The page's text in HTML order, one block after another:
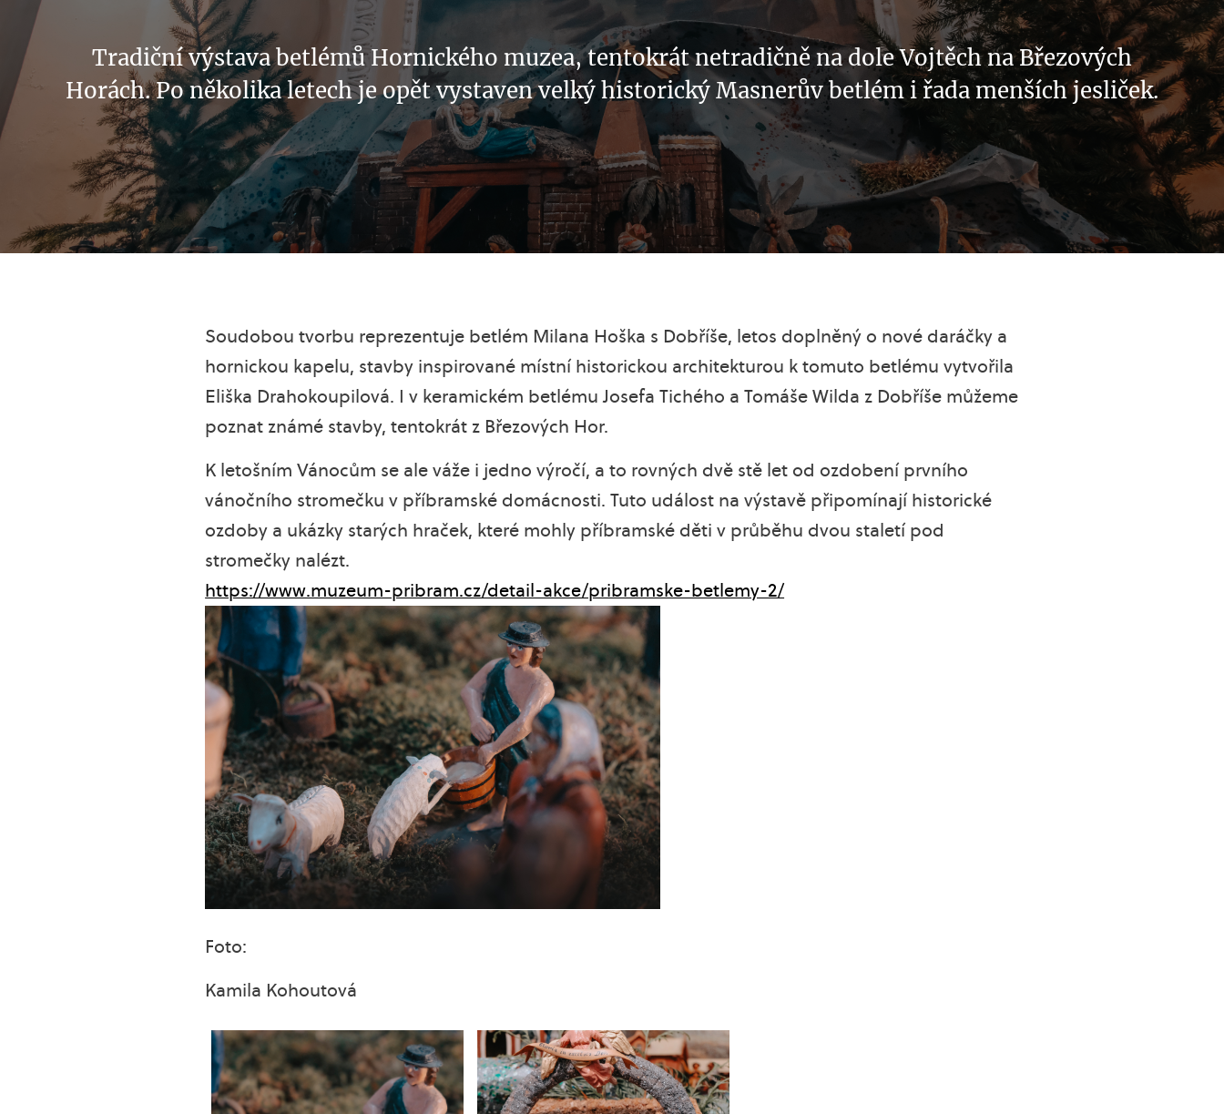
Tradiční výstava betlémů Hornického muzea, tentokrát netradičně na dole Vojtěch na Březových
Horách. Po několika letech je opět vystaven velký historický Masnerův betlém i řada menších jesliček.
Soudobou tvorbu reprezentuje betlém Milana Hoška s Dobříše, letos doplněný o nové daráčky a
hornickou kapelu, stavby inspirované místní historickou architekturou k tomuto betlému vytvořila
Eliška Drahokoupilová. I v keramickém betlému Josefa Tichého a Tomáše Wilda z Dobříše můžeme
poznat známé stavby, tentokrát z Březových Hor.
K letošním Vánocům se ale váže i jedno výročí, a to rovných dvě stě let od ozdobení prvního
vánočního stromečku v příbramské domácnosti. Tuto událost na výstavě připomínají historické
ozdoby a ukázky starých hraček, které mohly příbramské děti v průběhu dvou staletí pod
stromečky nalézt.
https://www.muzeum-pribram.cz/detail-akce/pribramske-betlemy-2/
Foto:
Kamila Kohoutová